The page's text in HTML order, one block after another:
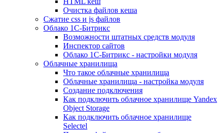
Очистка файлов кеша
Сжатие css и js файлов
Облако 1С-Битрикс
Возможности штатных средств модуля
Инспектор сайтов
Облако 1С-Битрикс - настройки модуля
Облачные хранилища
Что такое облачные хранилища
Облачные хранилища - настройка модуля
Создание подключения
Как подключить облачное хранилище Yandex
Object Storage
Как подключить облачное хранилище
Selectel